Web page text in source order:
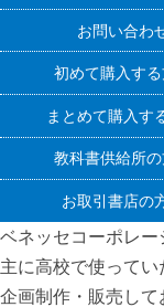
お問い合わ
初めて購入す
まとめて購入す
教科書供給所
お取引書店の
ベネッセコーポレー
主に高校で使って
企画制作・販売して